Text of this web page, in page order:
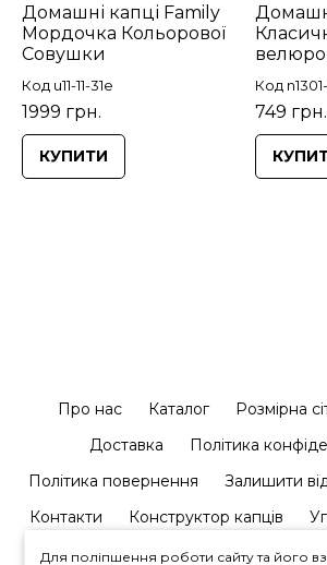
Домашні капці Family
Мордочка Кольорової
Совушки
Код u11-11-31e
1999 грн.
КУПИТИ
Код
749 грн.
Про нас Каталог Розмірна
Доставка
Політика
Політика повернення
Залишити
Контакти
Конструктор капців
Для поліпшення роботи сайту та його